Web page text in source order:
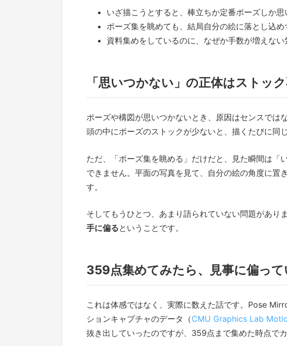
いざ描こうとすると、棒立ちか定番ポーズしか
ポーズ集を眺めても、結局自分の絵に落とし込
資料集めをしているのに、なぜか手数が増えな
「思いつかない」の正体はストッ
ポーズや構図が思いつかないとき、原因はセンスでは
頭の中にポーズのストックが少ないと、描くたびに同
ただ、「ポーズ集を眺める」だけだと、見た瞬間は「
できません。平面の写真を見て、自分の絵の角度に置
す。
そしてもうひとつ、あまり語られていない問題がありま
手に偏るということです。
359点集めてみたら、見事に偏って
これは体感ではなく、実際に数えた話です。Pose
ションキャプチャのデータ（CMU Graphics Lab
抜き出していったのですが、359点まで集めた時点で